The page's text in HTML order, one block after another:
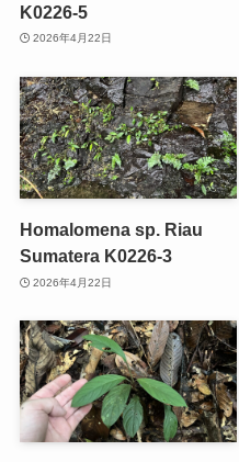
K0226-5
2026年4月22日
Homalomena sp. Riau
Sumatera K0226-3
2026年4月22日